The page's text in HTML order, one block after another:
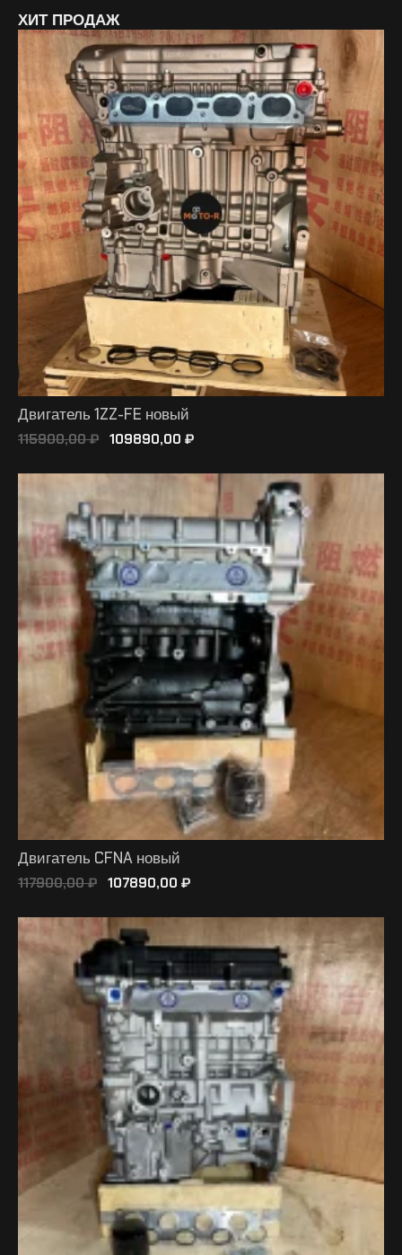
ХИТ ПРОДАЖ
Двигатель 1ZZ-FE новый
115900,00₽ 109890,00 ₽
Двигатель CFNA новый
117900,00₽ 107890,00 ₽